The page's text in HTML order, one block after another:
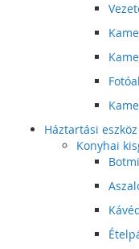
Háztartási eszköz
Konyhai